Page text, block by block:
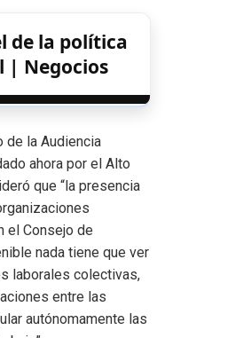
de la política
| Negocios
de la Audiencia
ahora por el Alto
que “la presencia
el Consejo de
nada tiene que ver
laborales colectivas,
entre las
autónomamente las